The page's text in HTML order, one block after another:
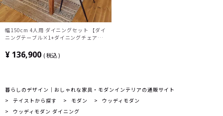
幅150cm 4人用 ダイニングセット 【ダイ
ニングテーブル×1+ダイニングチェア
¥ 136,900 税込
暮らしのデザイン｜おしゃれな家具・モダンインテリアの通販サイト
テイストから探す
モダン
ウッディモダン
ウッディモダン ダイニング